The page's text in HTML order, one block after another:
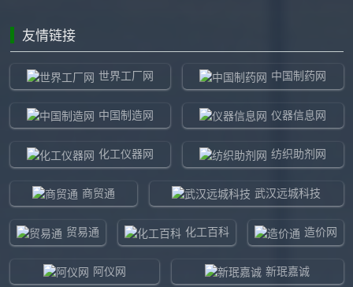
友情链接
世界工厂网 中国制药网
中国制造网 仪器信息网
化工仪器网 纺织助剂网
商贸通 武汉远城科技
贸易通 化工百科 造价网
阿仪网 新珉嘉诚